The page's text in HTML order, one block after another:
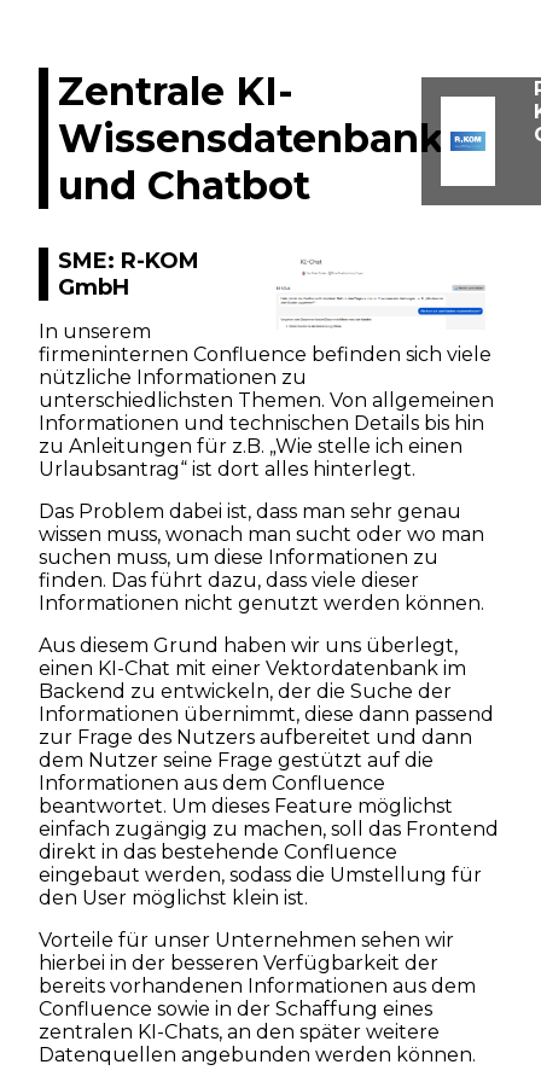
Zentrale KI-
Wissensdatenbank
und Chatbot
SME: R-KOM
GmbH
In unserem
firmeninternen Confluence befinden sich viele
nützliche Informationen zu
unterschiedlichsten Themen. Von allgemeinen
Informationen und technischen Details bis hin
zu Anleitungen für z.B. „Wie stelle ich einen
Urlaubsantrag“ ist dort alles hinterlegt.
Das Problem dabei ist, dass man sehr genau
wissen muss, wonach man sucht oder wo man
suchen muss, um diese Informationen zu
finden. Das führt dazu, dass viele dieser
Informationen nicht genutzt werden können.
Aus diesem Grund haben wir uns überlegt,
einen KI-Chat mit einer Vektordatenbank im
Backend zu entwickeln, der die Suche der
Informationen übernimmt, diese dann passend
zur Frage des Nutzers aufbereitet und dann
dem Nutzer seine Frage gestützt auf die
Informationen aus dem Confluence
beantwortet. Um dieses Feature möglichst
einfach zugängig zu machen, soll das Frontend
direkt in das bestehende Confluence
eingebaut werden, sodass die Umstellung für
den User möglichst klein ist.
Vorteile für unser Unternehmen sehen wir
hierbei in der besseren Verfügbarkeit der
bereits vorhandenen Informationen aus dem
Confluence sowie in der Schaffung eines
zentralen KI-Chats, an den später weitere
Datenquellen angebunden werden können.